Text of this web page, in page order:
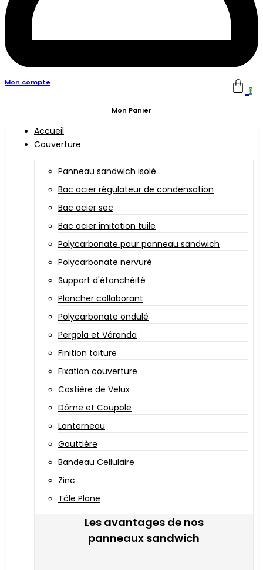
Mon compte
0
Mon Panier
Accueil
Couverture
Panneau sandwich isolé
Bac acier régulateur de condensation
Bac acier sec
Bac acier imitation tuile
Polycarbonate pour panneau sandwich
Polycarbonate nervuré
Support d'étanchéité
Plancher collaborant
Polycarbonate ondulé
Pergola et Véranda
Finition toiture
Fixation couverture
Costière de Velux
Dôme et Coupole
Lanterneau
Gouttière
Bandeau Cellulaire
Zinc
Tôle Plane
Les avantages de nos
panneaux sandwich